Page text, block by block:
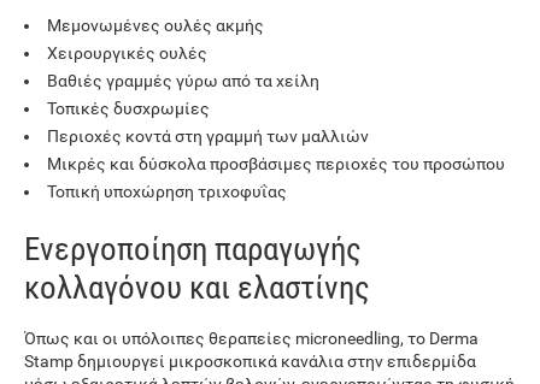
Μεμονωμένες ουλές ακμής
Χειρουργικές ουλές
Βαθιές γραμμές γύρω από τα χείλη
Τοπικές δυσχρωμίες
Περιοχές κοντά στη γραμμή των μαλλιών
Μικρές και δύσκολα προσβάσιμες περιοχές του προσώπου
Τοπική υποχώρηση τριχοφυΐας
Ενεργοποίηση παραγωγής
κολλαγόνου και ελαστίνης
Όπως και οι υπόλοιπες θεραπείες microneedling, το Derma
Stamp δημιουργεί μικροσκοπικά κανάλια στην επιδερμίδα